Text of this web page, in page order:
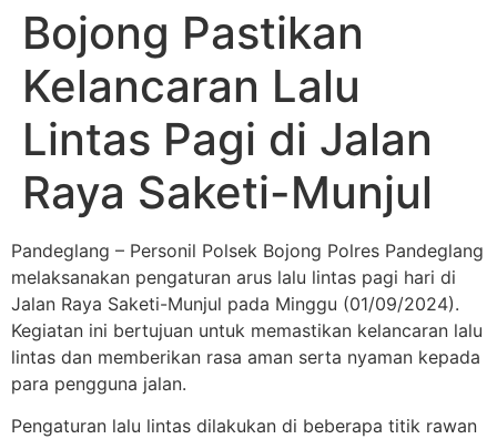
Bojong Pastikan
Kelancaran Lalu
Lintas Pagi di Jalan
Raya Saketi-Munjul
Pandeglang – Personil Polsek Bojong Polres Pandeglang
melaksanakan pengaturan arus lalu lintas pagi hari di
Jalan Raya Saketi-Munjul pada Minggu (01/09/2024).
Kegiatan ini bertujuan untuk memastikan kelancaran lalu
lintas dan memberikan rasa aman serta nyaman kepada
para pengguna jalan.
Pengaturan lalu lintas dilakukan di beberapa titik rawan